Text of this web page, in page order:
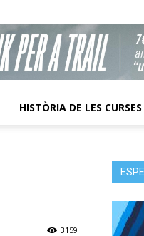
HISTÒRIA DE LES CURSES
3159